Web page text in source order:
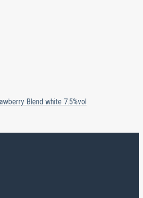
Blend white 7.5%vol